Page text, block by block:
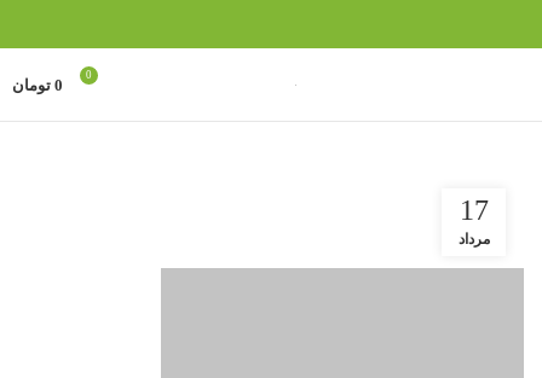
0
0 تومان
206
17
مرداد